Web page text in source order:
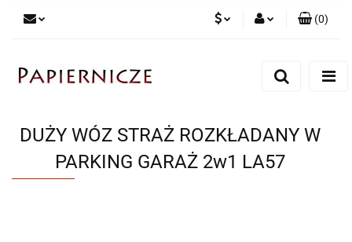
(0)
DUŻY WÓZ STRAŻ ROZKŁADANY W
PARKING GARAŻ 2w1 LA57